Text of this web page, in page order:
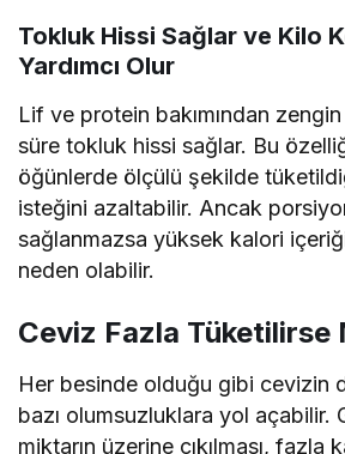
Tokluk Hissi Sağlar ve Kilo
Yardımcı Olur
Lif ve protein bakımından
süre tokluk hissi sağlar. Bu
öğünlerde ölçülü şekilde
isteğini azaltabilir. Ancak
sağlanmazsa yüksek kalori içeriği
neden olabilir.
Ceviz Fazla Tüketilirse
Her besinde olduğu gibi cevizin
bazı olumsuzluklara yol açabilir.
miktarın üzerine çıkılması, fazla